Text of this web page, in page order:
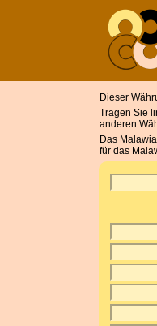
Dieser
Tragen Sie
anderen
Das
für das